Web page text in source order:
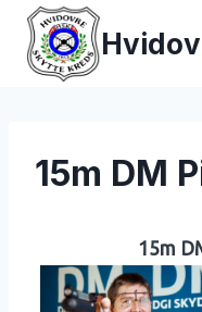
Fortsæt
indhold
15m DM
15m